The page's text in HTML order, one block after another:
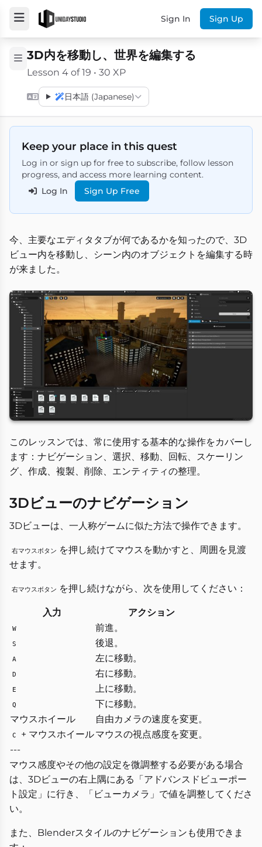
Sign In Sign Up
3D内を移動し、世界を編集する
Lesson 4 of 19 • 30 XP
日本語 (Japanese)
Keep your place in this quest
Log in or sign up for free to subscribe, follow lesson
progress, and access more learning content.
Log In
Sign Up Free
今、主要なエディタタブが何であるかを知ったので、3D
ビュー内を移動し、シーン内のオブジェクトを編集する時
が来ました。
このレッスンでは、常に使用する基本的な操作をカバーし
ます：ナビゲーション、選択、移動、回転、スケーリン
グ、作成、複製、削除、エンティティの整理。
3Dビューのナビゲーション
3Dビューは、一人称ゲームに似た方法で操作できます。
右マウスボタン を押し続けてマウスを動かすと、周囲を見渡
せます。
右マウスボタン を押し続けながら、次を使用してください：
入力 アクション
W 前進。
S 後退。
A 左に移動。
D 右に移動。
E 上に移動。
Q
下に移動。
マウスホイール
自由カメラの速度を変更。
C + マウスホイールマウスの視点感度を変更。
---
マウス感度やその他の設定を微調整する必要がある場合
は、3Dビューの右上隅にある「アドバンスドビューポー
ト設定」に行き、「ビューカメラ」で値を調整してくださ
い。
また、Blenderスタイルのナビゲーションも使用できま